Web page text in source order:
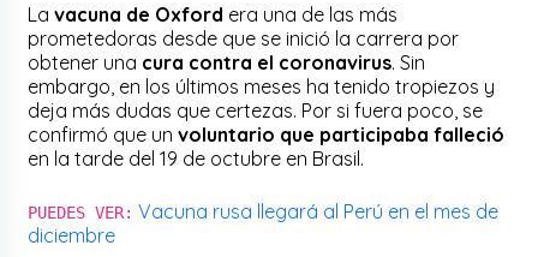
Lavacuna de Oxford era una de las más
prometedoras desde que se inició la carrera por
obtener una cura contra el coronavirus. Sin
embargo, en los últimos meses ha tenido tropiezos y
deja más dudas que certezas. Por si fuera poco, se
confirmó que unvoluntario que participaba falleció
en la tarde del 19 de octubre en Brasil.
PUEDES VER: Vacuna rusa llegará al Perú en el mes de
diciembre